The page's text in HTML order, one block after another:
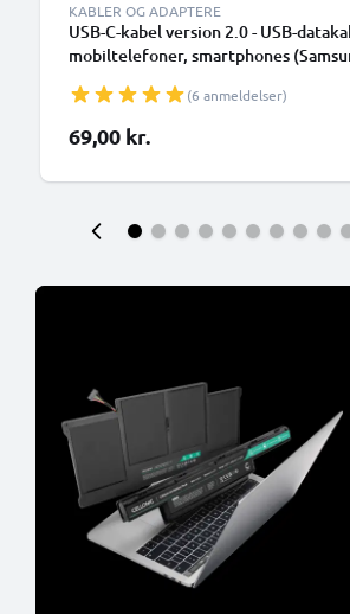
KABLER OG ADAPTERE
USB-C-kabel version 2.0 - USB-
mobiltelefoner, smartphones
Sony, GoPro) og mange flere - 1,0m
opladerkabel med USB Type C-stik
(6 anmeldelser)
69,00 kr.